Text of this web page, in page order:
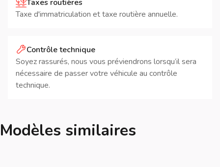
Modèles similaires
Taxes routières
Taxe d'immatriculation et taxe routière annuelle.
Contrôle technique
Soyez rassurés, nous vous préviendrons lorsqu’il sera
nécessaire de passer votre véhicule au contrôle
technique.